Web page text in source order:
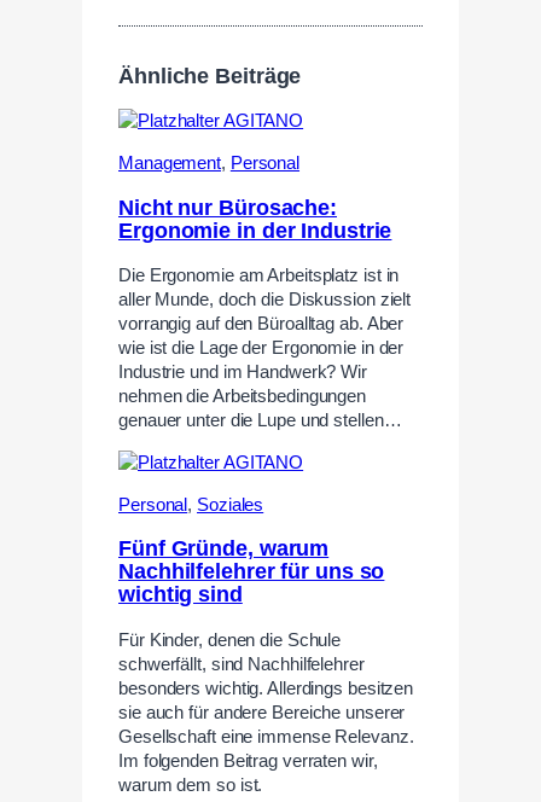
Ähnliche Beiträge
Management, Personal
Nicht nur Bürosache:
Ergonomie in der Industrie
Die Ergonomie am Arbeitsplatz ist in
aller Munde, doch die Diskussion zielt
vorrangig auf den Büroalltag ab. Aber
wie ist die Lage der Ergonomie in der
Industrie und im Handwerk? Wir
nehmen die Arbeitsbedingungen
genauer unter die Lupe und stellen…
Personal , Soziales
Fünf Gründe, warum
Nachhilfelehrer für uns so
wichtig sind
Für Kinder, denen die Schule
schwerfällt, sind Nachhilfelehrer
besonders wichtig. Allerdings besitzen
sie auch für andere Bereiche unserer
Gesellschaft eine immense Relevanz.
Im folgenden Beitrag verraten wir,
warum dem so ist.